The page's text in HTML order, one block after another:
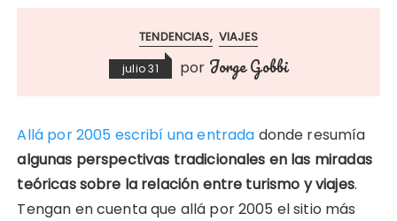
TENDENCIAS VIAJES
julio 31 por Jorge Gobbi
Allá por 2005 escribí una entrada donde resumía
algunas perspectivas tradicionales en las miradas
teóricas sobre la relación entre turismo y viajes.
Tengan en cuenta que allá por 2005 el sitio más